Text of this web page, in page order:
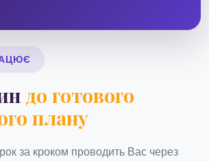
до готового
плану
за кроком проводить Вас через